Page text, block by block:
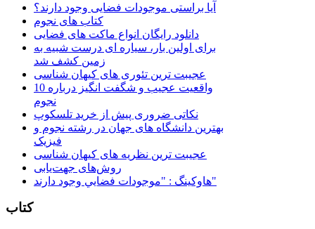
آیا براستی موجودات فضایی وجود دارند؟
کتاب های نجوم
دانلود رایگان انواع ماکت های فضایی
برای اولین بار، سیاره ای درست شبیه به
زمین کشف شد
عجیبت ترین تئوری های کیهان شناسی
10 واقعیت عجیب و شگفت انگیز درباره
نجوم
نکاتی ضروری پیش از خرید تلسکوپ
بهترین دانشگاه های جهان در رشته نجوم و
فیزیک
عجیبت ترین نظریه های کیهان شناسی
روش‌های جهت‌یابی
هاوكينگ : "موجودات فضايي وجود دارند"
کتاب